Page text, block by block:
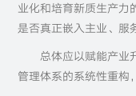
业化和培育新质生产力
是否真正嵌入主业、服
总体应以赋能产业
管理体系的系统性重构